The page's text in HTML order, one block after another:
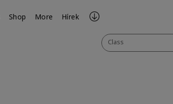
Shop More Hírek
Class